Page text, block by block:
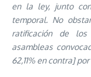
en la ley, junto
temporal. No
ratificación de
asambleas
62,11% en contra]